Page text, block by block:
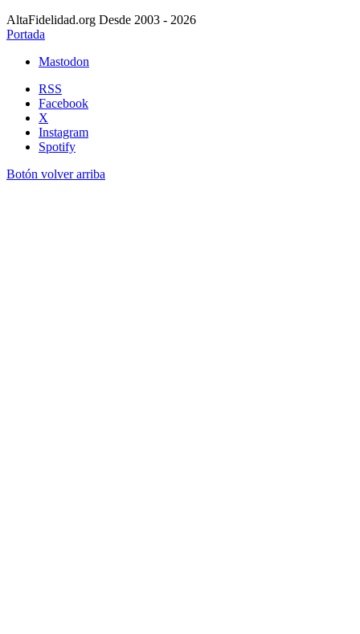
AltaFidelidad.org Desde 2003 - 2026
Portada
Mastodon
RSS
Facebook
X
Instagram
Spotify
Botón volver arriba